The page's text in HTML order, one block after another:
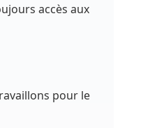
accès aux
pour le